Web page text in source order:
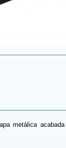
metálica